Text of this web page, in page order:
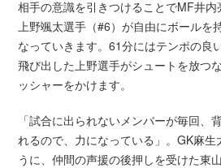
相手の意識を引きつけることでMF井
上野颯太選手（#6）が自由にボールを
なっていきます。61分にはテンポの良
飛び出した上野選手がシュートを放つ
ッシャーをかけます。
「試合に出られないメンバーが毎回、
れるので、力になっている」。GK麻生
うに、仲間の声援の後押しを受けた東